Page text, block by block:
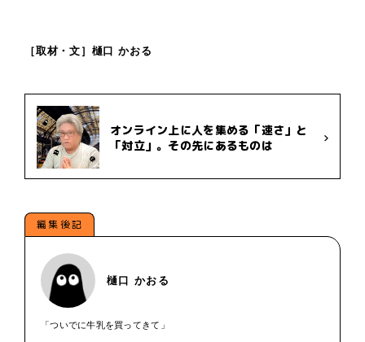
［取材・文］樋口 かおる
オンライン上に人を集める「速さ」と
「対立」。その先にあるものは
編集後記
樋口 かおる
「ついでに牛乳を買ってきて」